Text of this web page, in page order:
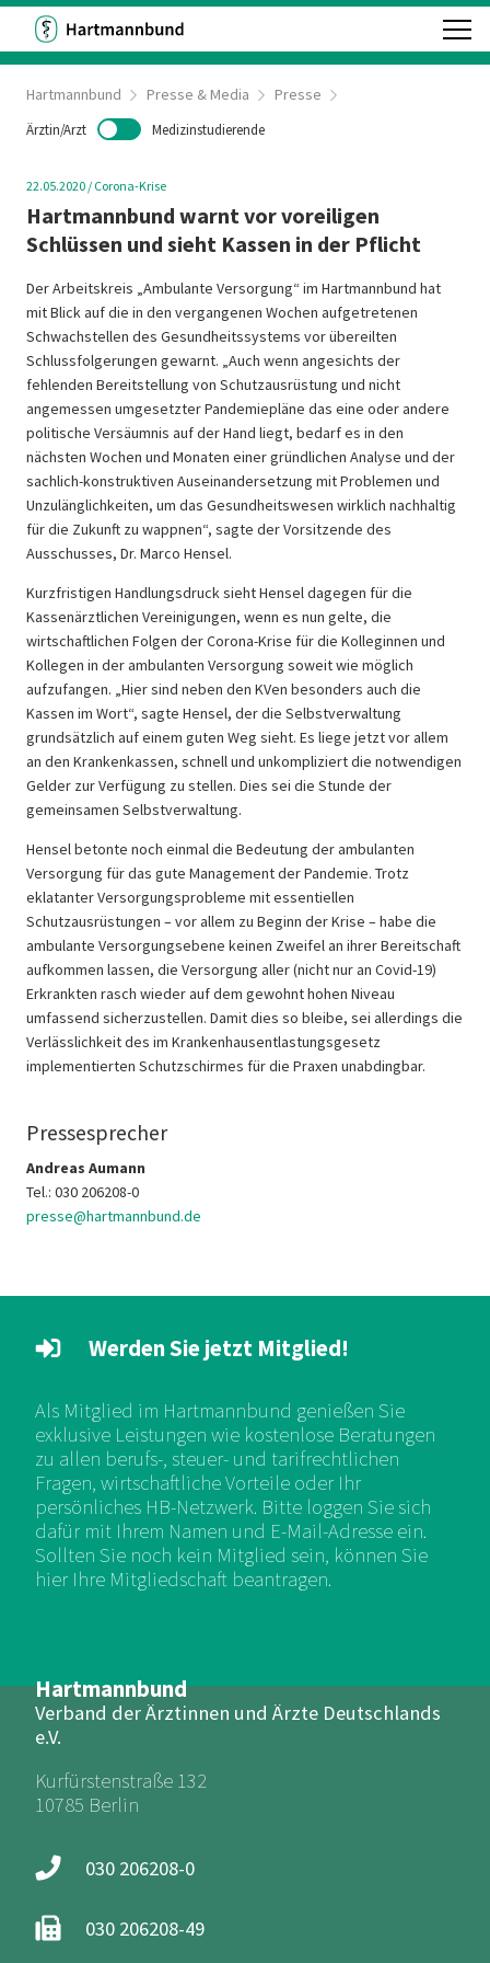
Hartmannbund Presse & Media Presse
Ärztin/Arzt Medizinstudierende
22.05.2020 / Corona-Krise
Hartmannbund warnt vor voreiligen
Schlüssen und sieht Kassen in der Pflicht
Der Arbeitskreis „Ambulante Versorgung“ im Hartmannbund hat
mit Blick auf die in den vergangenen Wochen aufgetretenen
Schwachstellen des Gesundheitssystems vor übereilten
Schlussfolgerungen gewarnt. „Auch wenn angesichts der
fehlenden Bereitstellung von Schutzausrüstung und nicht
angemessen umgesetzter Pandemiepläne das eine oder andere
politische Versäumnis auf der Hand liegt, bedarf es in den
nächsten Wochen und Monaten einer gründlichen Analyse und der
sachlich-konstruktiven Auseinandersetzung mit Problemen und
Unzulänglichkeiten, um das Gesundheitswesen wirklich nachhaltig
für die Zukunft zu wappnen“, sagte der Vorsitzende des
Ausschusses, Dr. Marco Hensel.
Kurzfristigen Handlungsdruck sieht Hensel dagegen für die
Kassenärztlichen Vereinigungen, wenn es nun gelte, die
wirtschaftlichen Folgen der Corona-Krise für die Kolleginnen und
Kollegen in der ambulanten Versorgung soweit wie möglich
aufzufangen. „Hier sind neben den KVen besonders auch die
Kassen im Wort“, sagte Hensel, der die Selbstverwaltung
grundsätzlich auf einem guten Weg sieht. Es liege jetzt vor allem
an den Krankenkassen, schnell und unkompliziert die notwendigen
Gelder zur Verfügung zu stellen. Dies sei die Stunde der
gemeinsamen Selbstverwaltung.
Hensel betonte noch einmal die Bedeutung der ambulanten
Versorgung für das gute Management der Pandemie. Trotz
eklatanter Versorgungsprobleme mit essentiellen
Schutzausrüstungen – vor allem zu Beginn der Krise – habe die
ambulante Versorgungsebene keinen Zweifel an ihrer Bereitschaft
aufkommen lassen, die Versorgung aller (nicht nur an Covid-19)
Erkrankten rasch wieder auf dem gewohnt hohen Niveau
umfassend sicherzustellen. Damit dies so bleibe, sei allerdings die
Verlässlichkeit des im Krankenhausentlastungsgesetz
implementierten Schutzschirmes für die Praxen unabdingbar.
Pressesprecher
Andreas Aumann
Tel.: 030 206208-0
presse@hartmannbund.de
Hartmannbund
Verband der Ärztinnen und Ärzte Deutschlands
e.V.
Kurfürstenstraße 132
10785 Berlin
030 206208-0
030 206208-49
Werden Sie jetzt Mitglied!
Als Mitglied im Hartmannbund genießen Sie
exklusive Leistungen wie kostenlose Beratungen
zu allen berufs-, steuer- und tarifrechtlichen
Fragen, wirtschaftliche Vorteile oder Ihr
persönliches HB-Netzwerk. Bitte loggen Sie sich
dafür mit Ihrem Namen und E-Mail-Adresse ein.
Sollten Sie noch kein Mitglied sein, können Sie
hier Ihre Mitgliedschaft beantragen.